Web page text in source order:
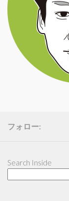
フォロー:
Search Inside